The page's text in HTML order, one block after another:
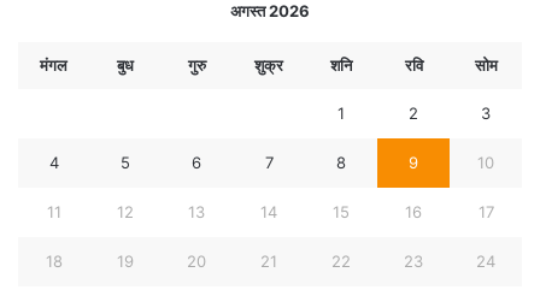
अगस्त 2026
मंगल बुध गुरु शुक्र शनि रवि सोम
1 2 3
4 5 6 7 8 9 10
11 12 13 14 15 16 17
18 19 20 21 22 23 24